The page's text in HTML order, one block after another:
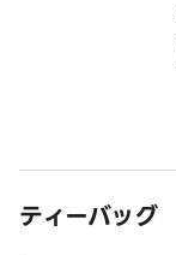
ティーバッグ